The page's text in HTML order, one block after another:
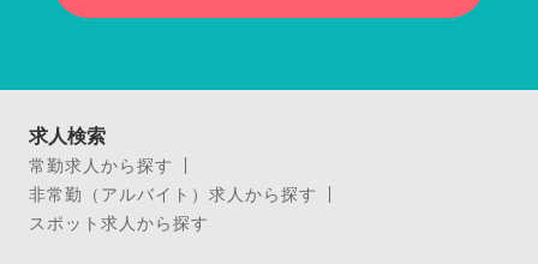
求人検索
常勤求人から探す
非常勤（アルバイト）求人から探す
スポット求人から探す